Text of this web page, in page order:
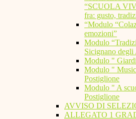
“SCUOLA
fra: gusto,
“Modulo
emozioni”
Modulo
Sicignano
Modulo "
Modulo "
Postiglione
Modulo " A
Postiglione
AVVISO DI
ALLEGATO 1